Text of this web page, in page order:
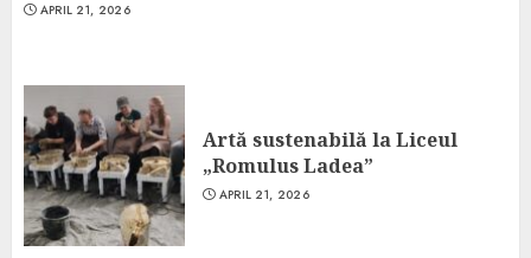
APRIL 21, 2026
Artă sustenabilă la Liceul
„Romulus Ladea”
APRIL 21, 2026